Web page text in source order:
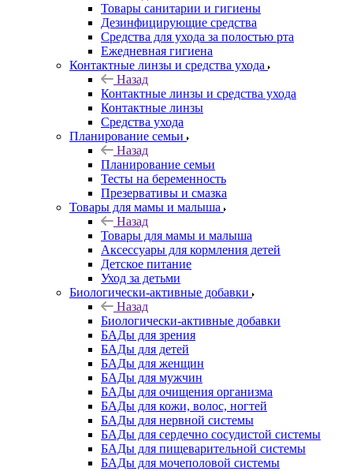
Товары санитарии и гигиены
Дезинфицирующие средства
Средства для ухода за полостью рта
Ежедневная гигиена
Контактные линзы и средства ухода
Назад
Контактные линзы и средства ухода
Контактные линзы
Средства ухода
Планирование семьи
Назад
Планирование семьи
Тесты на беременность
Презервативы и смазка
Товары для мамы и малыша
Назад
Товары для мамы и малыша
Аксессуары для кормления детей
Детское питание
Уход за детьми
Биологически-активные добавки
Назад
Биологически-активные добавки
БАДы для зрения
БАДы для детей
БАДы для женщин
БАДы для мужчин
БАДы для очищения организма
БАДы для кожи, волос, ногтей
БАДы для нервной системы
БАДы для сердечно сосудистой системы
БАДы для пищеварительной системы
БАДы для мочеполовой системы